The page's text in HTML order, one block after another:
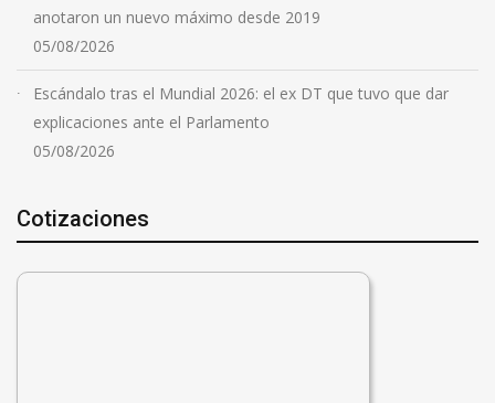
anotaron un nuevo máximo desde 2019
05/08/2026
Escándalo tras el Mundial 2026: el ex DT que tuvo que dar
explicaciones ante el Parlamento
05/08/2026
Cotizaciones